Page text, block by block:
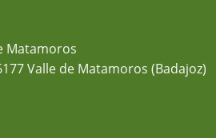
Matamoros
Valle de Matamoros (Badajoz)